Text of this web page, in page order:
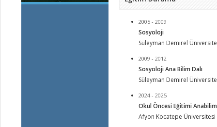
2005 - 2009
Sosyoloji
Süleyman Demirel
2009 - 2012
Sosyoloji Ana Bilim Dalı
Süleyman Demirel
2024 - 2025
Okul Öncesi Eğitimi Anabilim
Afyon Kocatepe Üniversitesi